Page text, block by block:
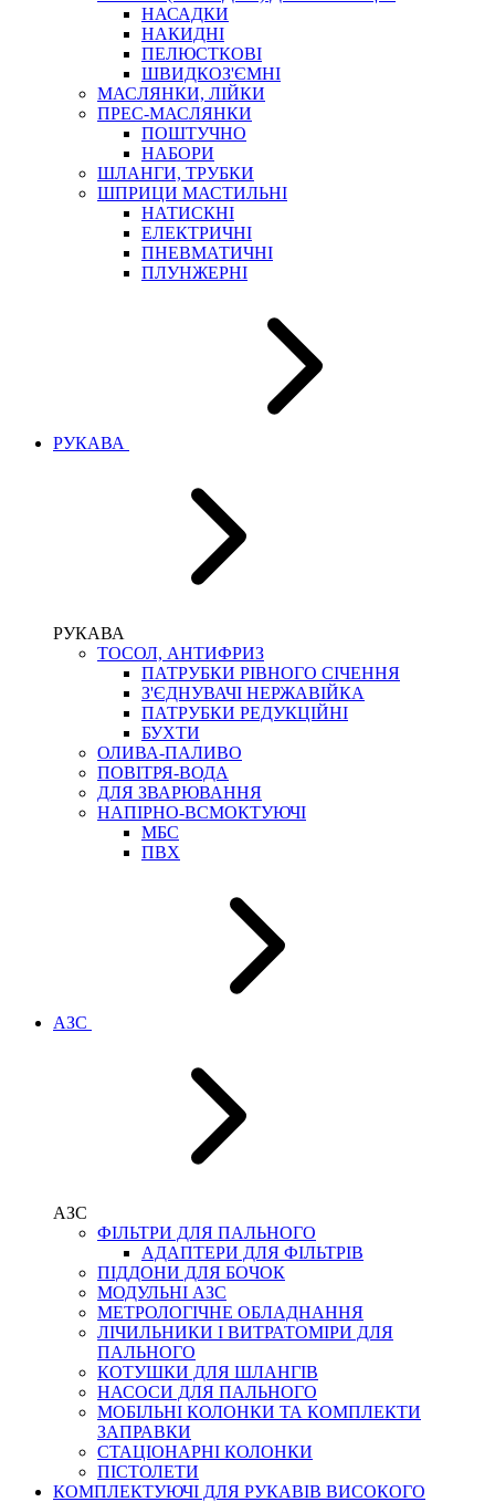
НАСАДКИ
НАКИДНІ
ПЕЛЮСТКОВІ
ШВИДКОЗ'ЄМНІ
МАСЛЯНКИ, ЛІЙКИ
ПРЕС-МАСЛЯНКИ
ПОШТУЧНО
НАБОРИ
ШЛАНГИ, ТРУБКИ
ШПРИЦИ МАСТИЛЬНІ
НАТИСКНІ
ЕЛЕКТРИЧНІ
ПНЕВМАТИЧНІ
ПЛУНЖЕРНІ
РУКАВА
РУКАВА
ТОСОЛ, АНТИФРИЗ
ПАТРУБКИ РІВНОГО СІЧЕННЯ
З'ЄДНУВАЧІ НЕРЖАВІЙКА
ПАТРУБКИ РЕДУКЦІЙНІ
БУХТИ
ОЛИВА-ПАЛИВО
ПОВІТРЯ-ВОДА
ДЛЯ ЗВАРЮВАННЯ
НАПІРНО-ВСМОКТУЮЧІ
МБС
ПВХ
АЗС
АЗС
ФІЛЬТРИ ДЛЯ ПАЛЬНОГО
АДАПТЕРИ ДЛЯ ФІЛЬТРІВ
ПІДДОНИ ДЛЯ БОЧОК
МОДУЛЬНІ АЗС
МЕТРОЛОГІЧНЕ ОБЛАДНАННЯ
ЛІЧИЛЬНИКИ І ВИТРАТОМІРИ ДЛЯ
ПАЛЬНОГО
КОТУШКИ ДЛЯ ШЛАНГІВ
НАСОСИ ДЛЯ ПАЛЬНОГО
МОБІЛЬНІ КОЛОНКИ ТА КОМПЛЕКТИ
ЗАПРАВКИ
СТАЦІОНАРНІ КОЛОНКИ
ПІСТОЛЕТИ
КОМПЛЕКТУЮЧІ ДЛЯ РУКАВІВ ВИСОКОГО